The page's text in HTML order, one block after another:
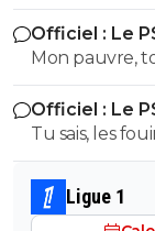
des choses
chose qui fait
partez direct
Officiel : Le
Mon pauvre,
commentaire
de bouche et
encore....mdr
Officiel : Le
Tu sais, les
Ligue 1